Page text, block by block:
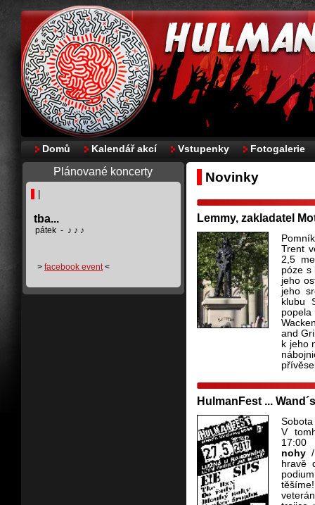
Domů Kalendář akcí Vstupenky Fotogalerie
Plánované koncerty
tba...
pátek - ♪ ♪ ♪
> facebook event<
Novinky
Lemmy, zakladatel
Trent
2,5
póze s
jeho
jeho
klubu
popela
and
k jeho
HulmanFest ...
V
nohy
hravě